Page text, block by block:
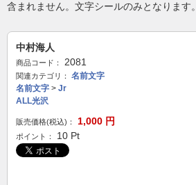
含まれません。文字シールのみとなります。
中村海人
商品コード： 2081
関連カテゴリ：
名前文字
名前文字 > Jr
ALL光沢
販売価格(税込)： 1,000 円
ポイント： 10 Pt